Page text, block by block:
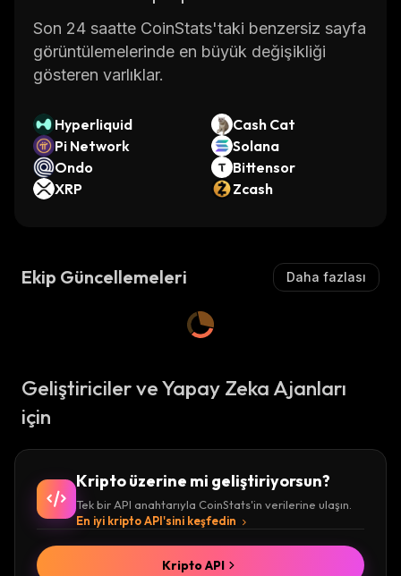
Son 24 saatte CoinStats'taki benzersiz sayfa
görüntülemelerinde en büyük değişikliği
gösteren varlıklar.
Hyperliquid
Cash Cat
Pi Network
Solana
Ondo
Bittensor
XRP
Zcash
Ekip Güncellemeleri Daha fazlası
Geliştiriciler ve Yapay Zeka Ajanları
için
Kripto üzerine mi geliştiriyorsun?
Tek bir API anahtarıyla CoinStats'in verilerine ulaşın.
En iyi kripto API'sini keşfedin
Kripto API